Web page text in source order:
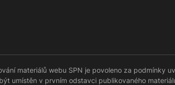
materiálů webu SPN je povoleno za podmínky
umístěn v prvním odstavci publikovaného